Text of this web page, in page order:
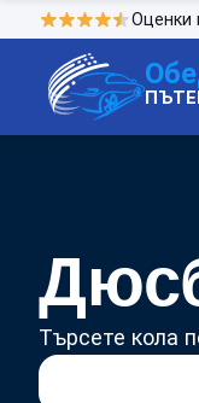
Оценки
Търсете кола